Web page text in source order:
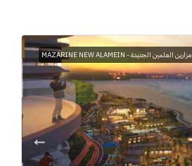
مزارين العلمين الجديدة - MAZARINE NEW ALAMEIN